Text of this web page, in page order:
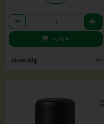
Anzahl
9,99€